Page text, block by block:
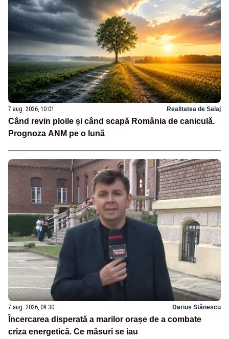
7 aug. 2026, 10:01 Realitatea de Salaj
Când revin ploile și când scapă România de caniculă.
Prognoza ANM pe o lună
7 aug. 2026, 09:30 Darius Stănescu
Încercarea disperată a marilor orașe de a combate
criza energetică. Ce măsuri se iau